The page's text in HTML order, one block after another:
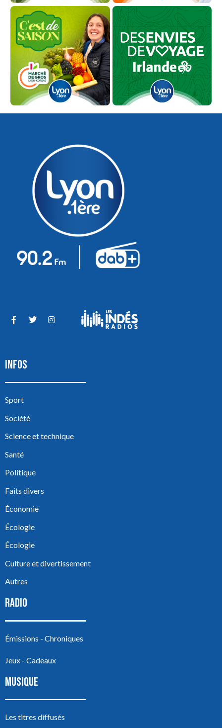
INFOS
Sport
Société
Science et technique
Santé
Politique
Faits divers
Économie
Écologie
Écologie
Culture et divertissement
Autres
RADIO
Émissions - Chroniques
Jeux - Cadeaux
MUSIQUE
Les titres diffusés